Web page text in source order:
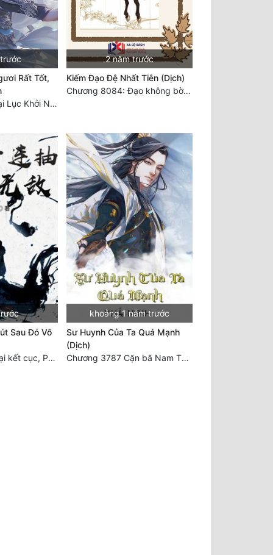
Rất Tốt,
Chương 7530: Đại Lục Khởi Nguyên – Kiến Thành 71
2 năm trước
Kiếm Đạo Đệ Nhất Tiên (Dịch)
Chương 8084: Đạo không bờ bến (Đại kết cục) (10)
Sau Đó Vô
Chương 2511 - Đại kết cục, Phiên ngoại thiên: Chư thiên quy nhất giới, vĩnh hằng thế giới. Hết!
khoảng 1 năm trước
Sư Huynh Của Ta Quá Mạnh
(Dịch)
Chương 3787 Cặn bã Nam Thiên Đạo